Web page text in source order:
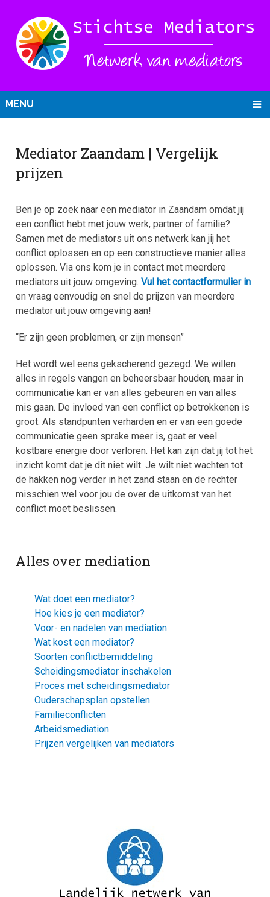
MENU
Mediator Zaandam | Vergelijk
prijzen
Ben je op zoek naar een mediator in Zaandam omdat jij
een conflict hebt met jouw werk, partner of familie?
Samen met de mediators uit ons netwerk kan jij het
conflict oplossen en op een constructieve manier alles
oplossen. Via ons kom je in contact met meerdere
mediators uit jouw omgeving.Vul het contactformulier in
en vraag eenvoudig en snel de prijzen van meerdere
mediator uit jouw omgeving aan!
“Er zijn geen problemen, er zijn mensen”
Het wordt wel eens gekscherend gezegd. We willen
alles in regels vangen en beheersbaar houden, maar in
communicatie kan er van alles gebeuren en van alles
mis gaan. De invloed van een conflict op betrokkenen is
groot. Als standpunten verharden en er van een goede
communicatie geen sprake meer is, gaat er veel
kostbare energie door verloren. Het kan zijn dat jij tot het
inzicht komt dat je dit niet wilt. Je wilt niet wachten tot
de hakken nog verder in het zand staan en de rechter
misschien wel voor jou de over de uitkomst van het
conflict moet beslissen.
Alles over mediation
Wat doet een mediator?
Hoe kies je een mediator?
Voor- en nadelen van mediation
Wat kost een mediator?
Soorten conflictbemiddeling
Scheidingsmediator inschakelen
Proces met scheidingsmediator
Ouderschapsplan opstellen
Familieconflicten
Arbeidsmediation
Prijzen vergelijken van mediators